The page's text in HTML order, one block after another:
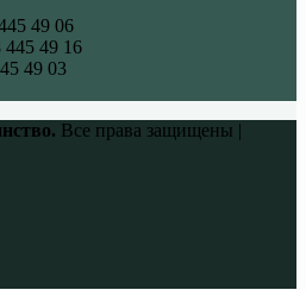
49 06
49 16
49 03
Все права защищены |